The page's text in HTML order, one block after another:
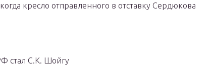
кресло отправленного в отставку Сердюкова
стал С.К. Шойгу